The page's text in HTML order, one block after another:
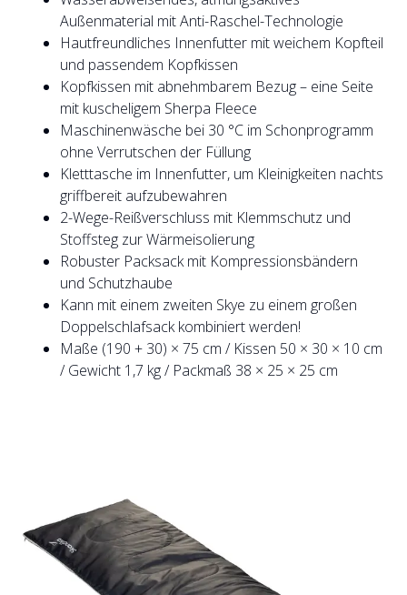
Außenmaterial mit Anti-Raschel-Technologie
Hautfreundliches Innenfutter mit weichem Kopfteil
und passendem Kopfkissen
Kopfkissen mit abnehmbarem Bezug – eine Seite
mit kuscheligem Sherpa Fleece
Maschinenwäsche bei 30 °C im Schonprogramm
ohne Verrutschen der Füllung
Kletttasche im Innenfutter, um Kleinigkeiten nachts
griffbereit aufzubewahren
2-Wege-Reißverschluss mit Klemmschutz und
Stoffsteg zur Wärmeisolierung
Robuster Packsack mit Kompressionsbändern
und Schutzhaube
Kann mit einem zweiten Skye zu einem großen
Doppelschlafsack kombiniert werden!
Maße (190 + 30) × 75 cm / Kissen 50 × 30 × 10 cm
/ Gewicht 1,7 kg / Packmaß 38 × 25 × 25 cm